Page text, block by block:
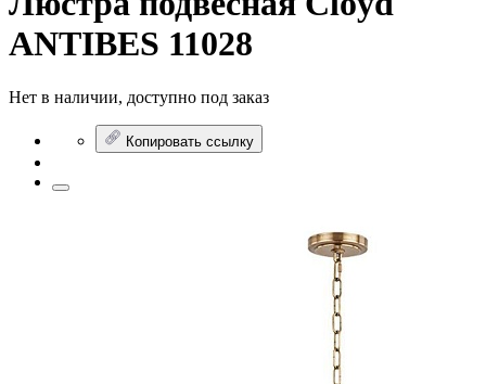
ANTIBES 11028
Нет в наличии, доступно под заказ
Копировать ссылку